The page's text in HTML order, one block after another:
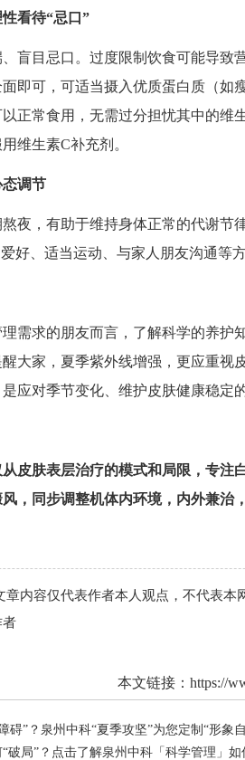
看待“忌口”
目忌口。过度限制饮食可能导致
即可，可适当摄入优质蛋白质（如
正常食用，无需过分担忧其中的维
维生素C补充剂。
调节
，有助于维持身体正常的代谢节
好、适当运动、与家人朋友沟通等
求的朋友而言，了解科学的养护
大家，夏季紫外线增强，更应重视
应对季节变化、维护皮肤健康稳定
皮肤表层治疗的模式和局限，专注
，同步调整机体内环境，内外兼治
章内容仅代表作者本人观点，不代表本
者
本文链接： https://
碍”？泉州中科“夏季攻坚”为您定制“形象
破局”？点击了解泉州中科「科学管理」